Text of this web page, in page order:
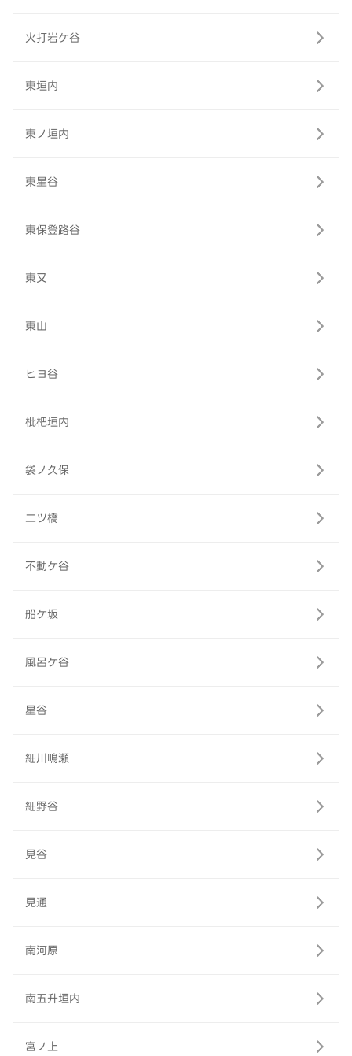
火打岩ケ谷
東垣内
東ノ垣内
東星谷
東保登路谷
東又
東山
ヒヨ谷
枇杷垣内
袋ノ久保
二ツ橋
不動ケ谷
船ケ坂
風呂ケ谷
星谷
細川鳴瀬
細野谷
見谷
見通
南河原
南五升垣内
宮ノ上